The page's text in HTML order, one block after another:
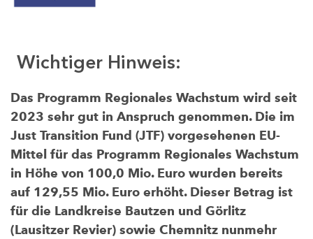
Wichtiger Hinweis:
Das Programm Regionales Wachstum wird seit
2023 sehr gut in Anspruch genommen. Die im
Just Transition Fund (JTF) vorgesehenen EU-
Mittel für das Programm Regionales Wachstum
in Höhe von 100,0 Mio. Euro wurden bereits
auf 129,55 Mio. Euro erhöht. Dieser Betrag ist
für die Landkreise Bautzen und Görlitz
(Lausitzer Revier) sowie Chemnitz nunmehr